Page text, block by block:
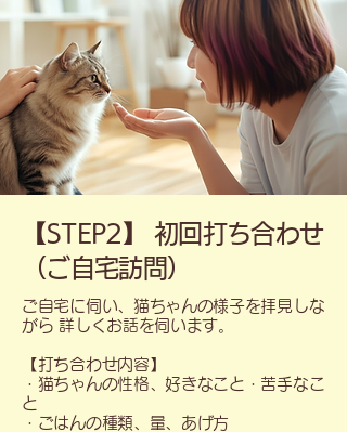
​【STEP2】 初回打ち合わせ
（ご自宅訪問）
ご自宅に伺い、猫ちゃんの様子を拝見しな
がら 詳しくお話を伺います。
【打ち合わせ内容】
・猫ちゃんの性格、好きなこと・苦手なこ
と
・ごはんの種類、量、あげ方